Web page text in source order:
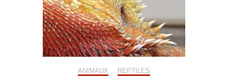
ANIMAUX , REPTILES